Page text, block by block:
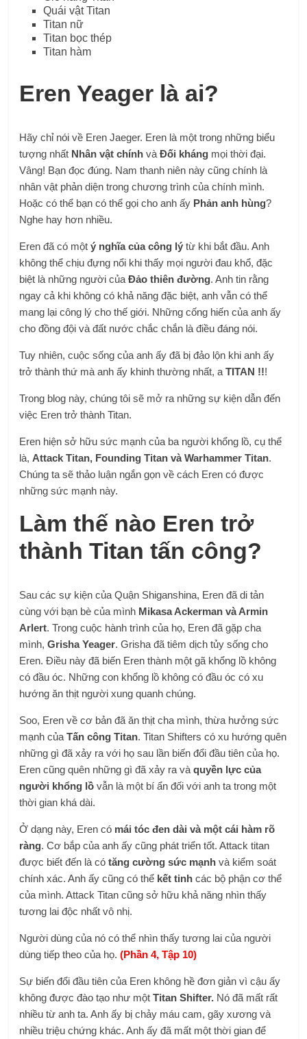
Quái vật Titan
Titan nữ
Titan bọc thép
Titan hàm
Eren Yeager là ai?
Hãy chỉ nói về Eren Jaeger. Eren là một trong những biểu
tượng nhất Nhân vật chínhvà Đối kháng mọi thời đại.
Vâng! Bạn đọc đúng. Nam thanh niên này cũng chính là
nhân vật phản diện trong chương trình của chính mình.
Hoặc có thể bạn có thể gọi cho anh ấy Phản anh hùng?
Nghe hay hơn nhiều.
Eren đã có mộtý nghĩa của công lý từ khi bắt đầu. Anh
không thể chịu đựng nổi khi thấy mọi người đau khổ, đặc
biệt là những người củaĐảo thiên đường. Anh tin rằng
ngay cả khi không có khả năng đặc biệt, anh vẫn có thể
mang lại công lý cho thế giới. Những cống hiến của anh ấy
cho đồng đội và đất nước chắc chắn là điều đáng nói.
Tuy nhiên, cuộc sống của anh ấy đã bị đảo lộn khi anh ấy
trở thành thứ mà anh ấy khinh thường nhất, aTITAN !!!
Trong blog này, chúng tôi sẽ mở ra những sự kiện dẫn đến
việc Eren trở thành Titan.
Eren hiện sở hữu sức mạnh của ba người khổng lồ, cụ thể
là, Attack Titan, Founding Titan và Warhammer Titan.
Chúng ta sẽ thảo luận ngắn gọn về cách Eren có được
những sức mạnh này.
Làm thế nào Eren trở
thành Titan tấn công?
Sau các sự kiện của Quận Shiganshina, Eren đã di tản
cùng với bạn bè của mình Mikasa Ackerman và Armin
Arlert. Trong cuộc hành trình của họ, Eren đã gặp cha
mình,Grisha Yeager. Grisha đã tiêm dịch tủy sống cho
Eren. Điều này đã biến Eren thành một gã khổng lồ không
có đầu óc. Những con khổng lồ không có đầu óc có xu
hướng ăn thịt người xung quanh chúng.
Soo, Eren về cơ bản đã ăn thịt cha mình, thừa hưởng sức
mạnh củaTấn công Titan. Titan Shifters có xu hướng quên
những gì đã xảy ra với họ sau lần biến đổi đầu tiên của họ.
Eren cũng quên những gì đã xảy ra vàquyền lực của
người khổng lồ vẫn là một bí ẩn đối với anh ta trong một
thời gian khá dài.
Ở dạng này, Eren có mái tóc đen dài và một cái hàm rõ
ràng. Cơ bắp của anh ấy cũng phát triển tốt. Attack titan
được biết đến là cótăng cường sức mạnh và kiểm soát
chính xác. Anh ấy cũng có thể kết tinh các bộ phận cơ thể
của mình. Attack Titan cũng sở hữu khả năng nhìn thấy
tương lai độc nhất vô nhị.
Người dùng của nó có thể nhìn thấy tương lai của người
dùng tiếp theo của họ.(Phần 4, Tập 10)
Sự biến đổi đầu tiên của Eren không hề đơn giản vì cậu ấy
không được đào tạo như mộtTitan Shifter. Nó đã mất rất
nhiều từ anh ta. Anh ấy bị chảy máu cam, gãy xương và
nhiều triệu chứng khác. Anh ấy đã mất một thời gian để